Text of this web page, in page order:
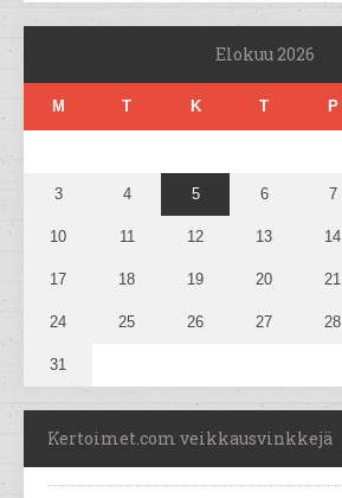
Elokuu 2026
M T K T P
3 4 5 6 7
10 11 12 13 14
17 18 19 20 21
24 25 26 27 28
31
Kertoimet.com veikkausvinkkejä